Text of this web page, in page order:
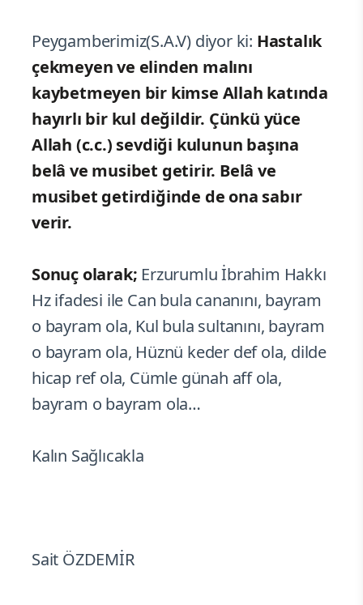
Peygamberimiz(S.A.V) diyor ki: Hastalık
çekmeyen ve elinden malını
kaybetmeyen bir kimse Allah katında
hayırlı bir kul değildir. Çünkü yüce
Allah (c.c.) sevdiği kulunun başına
belâ ve musibet getirir. Belâ ve
musibet getirdiğinde de ona sabır
verir.
Sonuç olarak; Erzurumlu İbrahim Hakkı
Hz ifadesi ile Can bula cananını, bayram
o bayram ola, Kul bula sultanını, bayram
o bayram ola, Hüznü keder def ola, dilde
hicap ref ola, Cümle günah aff ola,
bayram o bayram ola…
Kalın Sağlıcakla
Sait ÖZDEMİR